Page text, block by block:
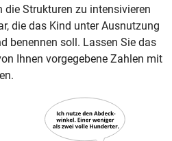
die Strukturen zu intensivieren
die das Kind unter Ausnutzung
benennen soll. Lassen Sie das
Ihnen vorgegebene Zahlen mit